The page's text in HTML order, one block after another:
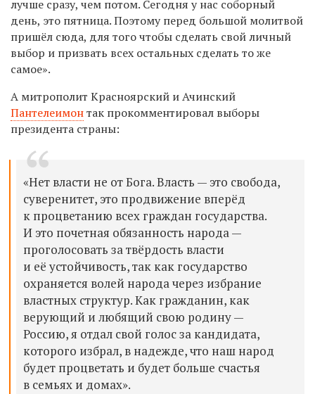
лучше сразу, чем потом. Сегодня у нас соборный
день, это пятница. Поэтому перед большой молитвой
пришёл сюда, для того чтобы сделать свой личный
выбор и призвать всех остальных сделать то же
самое».
А митрополит Красноярский и Ачинский
Пантелеимонтак прокомментировал выборы
президента страны:
«Нет власти не от Бога. Власть — это свобода,
суверенитет, это продвижение вперёд
к процветанию всех граждан государства.
И это почетная обязанность народа —
проголосовать за твёрдость власти
и её устойчивость, так как государство
охраняется волей народа через избрание
властных структур. Как гражданин, как
верующий и любящий свою родину —
Россию, я отдал свой голос за кандидата,
которого избрал, в надежде, что наш народ
будет процветать и будет больше счастья
в семьях и домах».